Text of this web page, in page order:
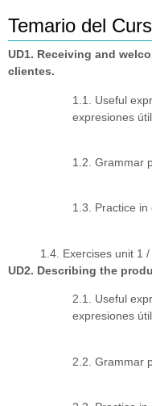
Temario del
UD1. Receiving and
clientes.
1.1. Useful
expresiones
1.2. Grammar
1.3. Practice
1.4. Exercises unit 1 /
UD2. Describing the
2.1. Useful
expresiones
2.2. Grammar